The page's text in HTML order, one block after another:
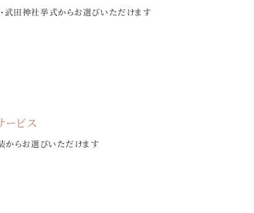
武田神社挙式からお選びいただけます
ービス
装からお選びいただけます